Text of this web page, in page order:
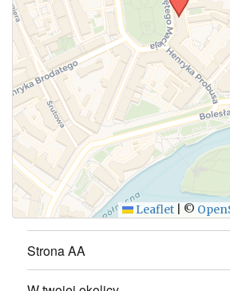
WYŚLIJ
Leaflet ©
Strona AA